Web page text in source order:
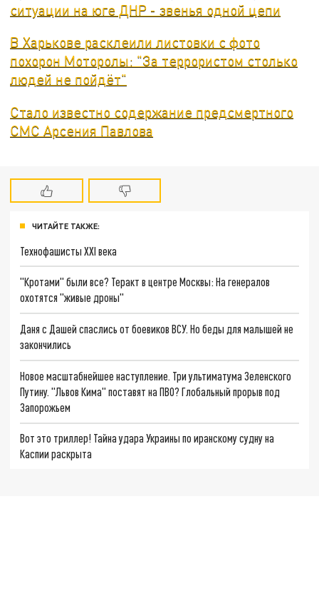
ситуации на юге ДНР - звенья одной цепи
В Харькове расклеили листовки с фото
похорон Моторолы: "За террористом столько
людей не пойдёт"
Стало известно содержание предсмертного
СМС Арсения Павлова
ЧИТАЙТЕ ТАКЖЕ:
Технофашисты XXI века
"Кротами" были все? Теракт в центре Москвы: На генералов
охотятся "живые дроны"
Даня с Дашей спаслись от боевиков ВСУ. Но беды для малышей не
закончились
Новое масштабнейшее наступление. Три ультиматума Зеленского
Путину. "Львов Кима" поставят на ПВО? Глобальный прорыв под
Запорожьем
Вот это триллер! Тайна удара Украины по иранскому судну на
Каспии раскрыта